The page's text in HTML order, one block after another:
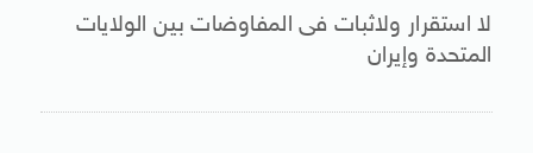
لا استقرار ولاثبات فى المفاوضات بين الولايات
المتحدة وإيران